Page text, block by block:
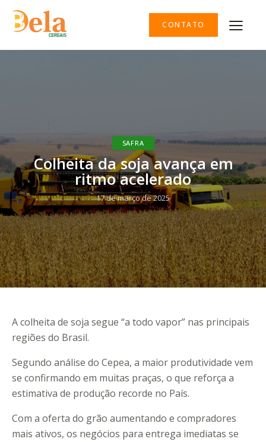
CONTATO
SAFRA
Colheita da soja avança em
ritmo acelerado
17 de março de 2025
A colheita de soja segue “a todo vapor” nas principais
regiões do Brasil.
Segundo análise do Cepea, a maior produtividade vem
se confirmando em muitas praças, o que reforça a
estimativa de produção recorde no País.
Com a oferta do grão aumentando e compradores
mais ativos, os negócios para entrega imediatas se